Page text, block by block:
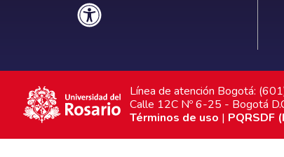
Línea de atención Bogotá:
Calle 12C Nº 6-25 - Bogotá
Términos de uso | PQRSDF